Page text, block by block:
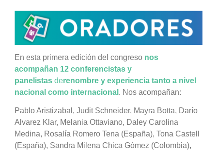
En esta primera edición del congreso nos
acompañan 12 conferencistas y
panelistasderenombre y experiencia tanto a nivel
nacional como internacional . Nos acompañan:
Pablo Aristizabal, Judit Schneider, Mayra Botta, Darío
Alvarez Klar, Melania Ottaviano, Daley Carolina
Medina, Rosalía Romero Tena (España), Tona Castell
(España), Sandra Milena Chica Gómez (Colombia),